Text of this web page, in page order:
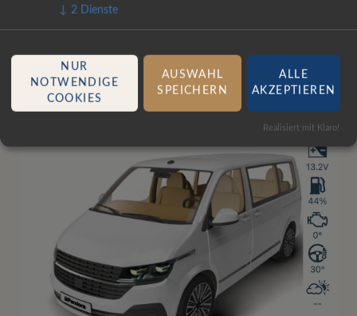
↓ 2 Dienste
NUR
NOTWENDIGE
COOKIES
AUSWAHL
SPEICHERN
ALLE
AKZEPTIEREN
Realisiert mit Klaro!